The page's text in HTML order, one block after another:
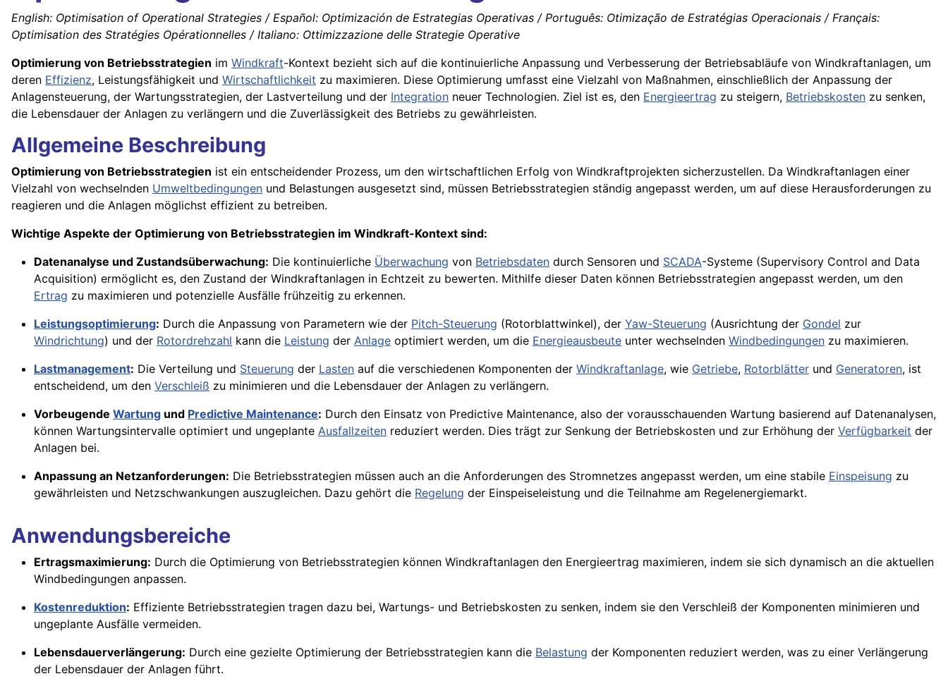
English: Optimisation of Operational Strategies / Español: Optimización de Estrategias Operativas / Português: Otimização de Estratégias Operacionais / Français:
Optimisation des Stratégies Opérationnelles / Italiano: Ottimizzazione delle Strategie Operative
Optimierung von Betriebsstrategien im Windkraft-Kontext bezieht sich auf die kontinuierliche Anpassung und Verbesserung der Betriebsabläufe von Windkraftanlagen, um
deren Effizienz, Leistungsfähigkeit und Wirtschaftlichkeit zu maximieren. Diese Optimierung umfasst eine Vielzahl von Maßnahmen, einschließlich der Anpassung der
Anlagensteuerung, der Wartungsstrategien, der Lastverteilung und der Integration neuer Technologien. Ziel ist es, den Energieertrag zu steigern, Betriebskosten zu senken,
die Lebensdauer der Anlagen zu verlängern und die Zuverlässigkeit des Betriebs zu gewährleisten.
Allgemeine Beschreibung
Optimierung von Betriebsstrategien ist ein entscheidender Prozess, um den wirtschaftlichen Erfolg von Windkraftprojekten sicherzustellen. Da Windkraftanlagen einer
Vielzahl von wechselnden Umweltbedingungen und Belastungen ausgesetzt sind, müssen Betriebsstrategien ständig angepasst werden, um auf diese Herausforderungen zu
reagieren und die Anlagen möglichst effizient zu betreiben.
Wichtige Aspekte der Optimierung von Betriebsstrategien im Windkraft-Kontext sind:
Datenanalyse und Zustandsüberwachung: Die kontinuierliche Überwachung von Betriebsdaten durch Sensoren und SCADA-Systeme (Supervisory Control and Data
Acquisition) ermöglicht es, den Zustand der Windkraftanlagen in Echtzeit zu bewerten. Mithilfe dieser Daten können Betriebsstrategien angepasst werden, um den
Ertrag zu maximieren und potenzielle Ausfälle frühzeitig zu erkennen.
Leistungsoptimierung: Durch die Anpassung von Parametern wie der Pitch-Steuerung (Rotorblattwinkel), der Yaw-Steuerung (Ausrichtung der Gondel zur
Windrichtung) und der Rotordrehzahl kann die Leistung der Anlage optimiert werden, um die Energieausbeute unter wechselnden Windbedingungen zu maximieren.
Lastmanagement: Die Verteilung und Steuerung der Lasten auf die verschiedenen Komponenten der Windkraftanlage, wie Getriebe, Rotorblätter und Generatoren, ist
entscheidend, um den Verschleiß zu minimieren und die Lebensdauer der Anlagen zu verlängern.
Vorbeugende Wartung und Predictive Maintenance: Durch den Einsatz von Predictive Maintenance, also der vorausschauenden Wartung basierend auf Datenanalysen,
können Wartungsintervalle optimiert und ungeplante Ausfallzeiten reduziert werden. Dies trägt zur Senkung der Betriebskosten und zur Erhöhung der Verfügbarkeit der
Anlagen bei.
Anpassung an Netzanforderungen: Die Betriebsstrategien müssen auch an die Anforderungen des Stromnetzes angepasst werden, um eine stabile Einspeisung zu
gewährleisten und Netzschwankungen auszugleichen. Dazu gehört die Regelung der Einspeiseleistung und die Teilnahme am Regelenergiemarkt.
Anwendungsbereiche
Ertragsmaximierung: Durch die Optimierung von Betriebsstrategien können Windkraftanlagen den Energieertrag maximieren, indem sie sich dynamisch an die aktuellen
Windbedingungen anpassen.
Kostenreduktion: Effiziente Betriebsstrategien tragen dazu bei, Wartungs- und Betriebskosten zu senken, indem sie den Verschleiß der Komponenten minimieren und
ungeplante Ausfälle vermeiden.
Lebensdauerverlängerung: Durch eine gezielte Optimierung der Betriebsstrategien kann die Belastung der Komponenten reduziert werden, was zu einer Verlängerung
der Lebensdauer der Anlagen führt.